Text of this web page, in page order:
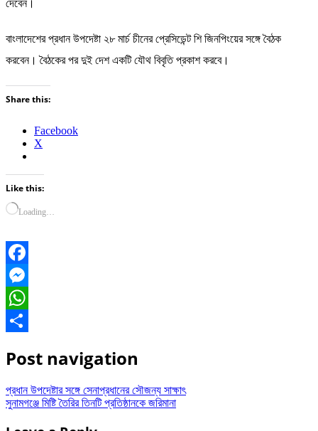
দেবেন।
বাংলাদেশের প্রধান উপদেষ্টা ২৮ মার্চ চীনের প্রেসিডেন্ট শি জিনপিংয়ের সঙ্গে বৈঠক
করবেন। বৈঠকের পর দুই দেশ একটি যৌথ বিবৃতি প্রকাশ করবে।
Share this:
Facebook
X
Like this:
Loading…
Facebook
Messenger
WhatsApp
Post navigation
প্রধান উপদেষ্টার সঙ্গে সেনাপ্রধানের সৌজন্য সাক্ষাৎ
সুনামগঞ্জে মিষ্টি তৈরির তিনটি প্রতিষ্ঠানকে জরিমানা